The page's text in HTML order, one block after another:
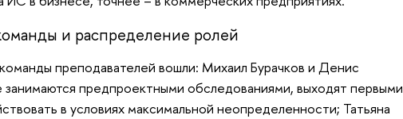
и распределение ролей
преподавателей вошли: Михаил Бурачков и Денис
предпроектными обследованиями, выходят первыми
в условиях максимальной неопределенности; Татьяна